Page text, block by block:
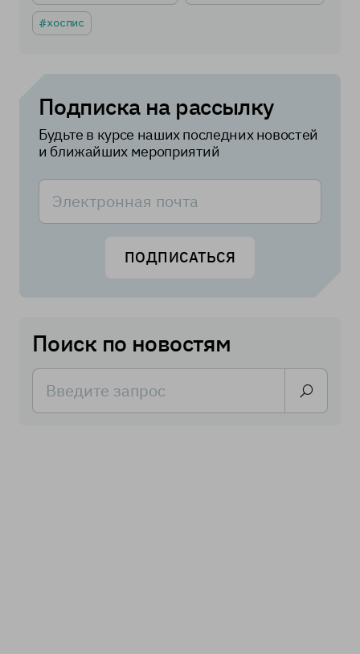
хоспис
Подписка на рассылку
Будьте в курсе наших последних новостей
и ближайших мероприятий
ПОДПИСАТЬСЯ
Поиск по новостям